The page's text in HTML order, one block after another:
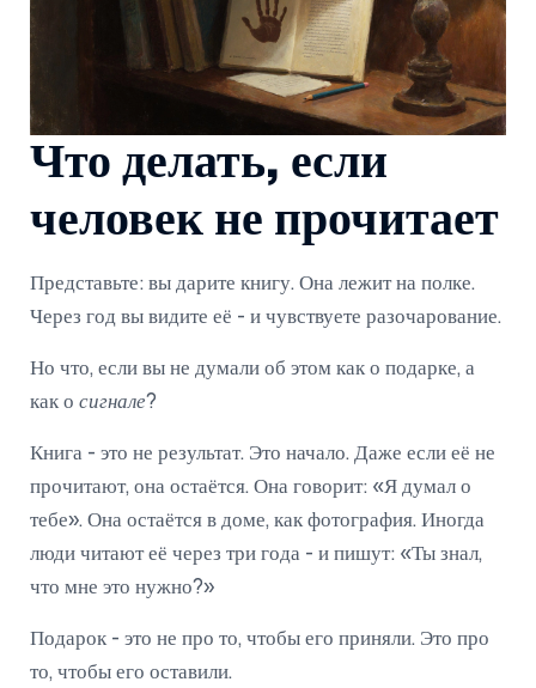
Что делать, если
человек не прочитает
Представьте: вы дарите книгу. Она лежит на полке.
Через год вы видите её - и чувствуете разочарование.
Но что, если вы не думали об этом как о подарке, а
как о сигнале?
Книга - это не результат. Это начало. Даже если её не
прочитают, она остаётся. Она говорит: «Я думал о
тебе». Она остаётся в доме, как фотография. Иногда
люди читают её через три года - и пишут: «Ты знал,
что мне это нужно?»
Подарок - это не про то, чтобы его приняли. Это про
то, чтобы его оставили.